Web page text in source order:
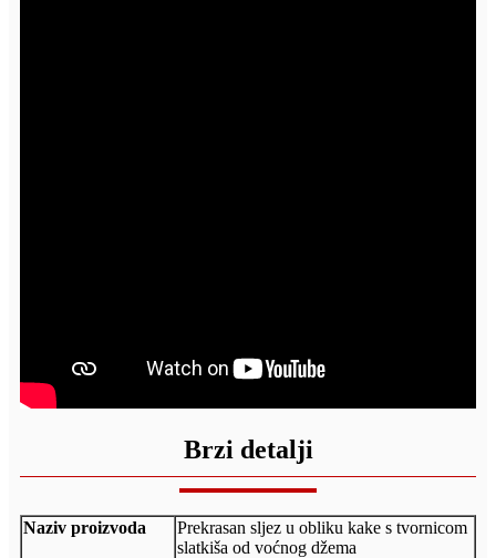
Brzi detalji
Naziv proizvoda
Prekrasan sljez u obliku kake s tvornicom
slatkiša od voćnog džema